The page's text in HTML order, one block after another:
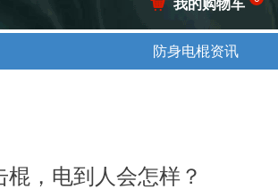
防身电棍资讯
낙 我的购物车
，电到人会怎样？